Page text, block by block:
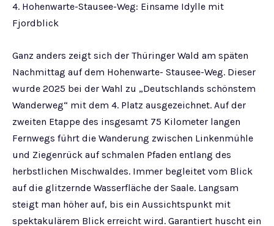
4. Hohenwarte-Stausee-Weg: Einsame Idylle mit
Fjordblick
Ganz anders zeigt sich der Thüringer Wald am späten
Nachmittag auf dem Hohenwarte- Stausee-Weg. Dieser
wurde 2025 bei der Wahl zu „Deutschlands schönstem
Wanderweg“ mit dem 4. Platz ausgezeichnet. Auf der
zweiten Etappe des insgesamt 75 Kilometer langen
Fernwegs führt die Wanderung zwischen Linkenmühle
und Ziegenrück auf schmalen Pfaden entlang des
herbstlichen Mischwaldes. Immer begleitet vom Blick
auf die glitzernde Wasserfläche der Saale. Langsam
steigt man höher auf, bis ein Aussichtspunkt mit
spektakulärem Blick erreicht wird. Garantiert huscht ein